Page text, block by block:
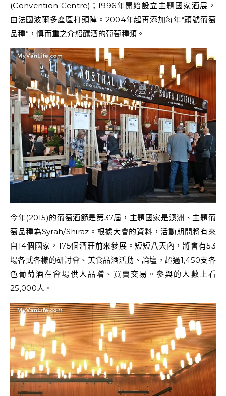
(Convention Centre)；1996年開始設立主題國家酒展，
由法國波爾多產區打頭陣。2004年起再添加每年“頭號葡萄
品種”，慎而重之介紹釀酒的葡萄種類。
今年(2015)的葡萄酒節是第37屆，主題國家是澳洲、主題葡
萄品種為Syrah/Shiraz。根據大會的資料，活動期間將有來
自14個國家，175個酒莊前來參展。短短八天內，將會有53
場各式各樣的研討會、美食品酒活動、論壇，超過1,450支各
色葡萄酒在會場供人品嚐、買賣交易。參與的人數上看
25,000人。